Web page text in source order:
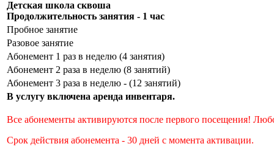
Детская школа сквоша
Продолжительность занятия - 1 час
Пробное занятие
Разовое занятие
Абонемент 1 раз в неделю (4 занятия)
Абонемент 2 раза в неделю (8 занятий)
Абонемент 3 раза в неделю - (12 занятий)
В услугу включена аренда инвентаря.
Все абонементы активируются после первого посещения!
Срок действия абонемента - 30 дней с момента активации.